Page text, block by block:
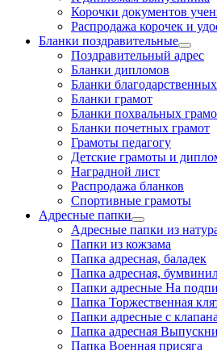
Корочки документов
Распродажа корочек и
Бланки поздравительные
Поздравительный адрес
Бланки дипломов
Бланки
Бланки грамот
Бланки похвальных
Бланки почетных грамот
Грамоты педагогу
Детские грамоты и
Наградной лист
Распродажа бланков
Спортивные грамоты
Адресные папки
Адресные папки из
Папки из кожзама
Папка адресная, баладек
Папка адресная,
Папки адресные На
Папка Торжественная
Папки адресные с
Папка адресная
Папка Военная присяга